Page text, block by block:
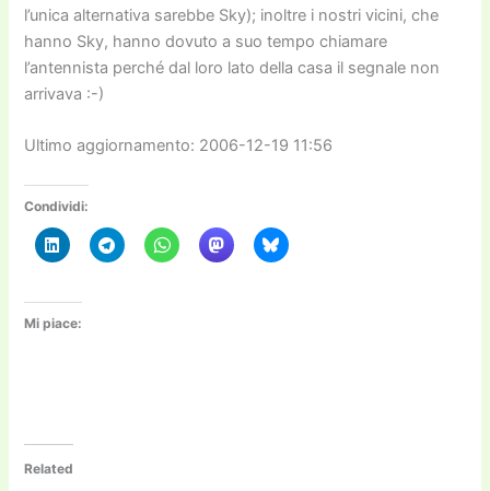
l’unica alternativa sarebbe Sky); inoltre i nostri vicini, che
hanno Sky, hanno dovuto a suo tempo chiamare
l’antennista perché dal loro lato della casa il segnale non
arrivava :-)
Ultimo aggiornamento: 2006-12-19 11:56
Condividi:
Mi piace:
Related